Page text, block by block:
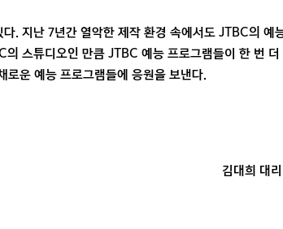
. 지난 7년간 열악한 제작 환경 속에서도 JTBC의 예
스튜디오인 만큼 JTBC 예능 프로그램들이 한 번 더
운 예능 프로그램들에 응원을 보낸다.
김대희 대리